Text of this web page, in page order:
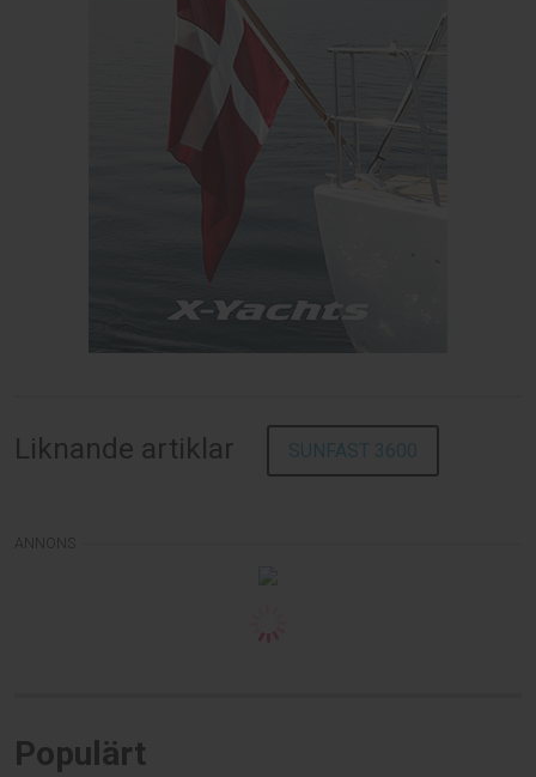
Liknande artiklar SUNFAST 3600
Populärt